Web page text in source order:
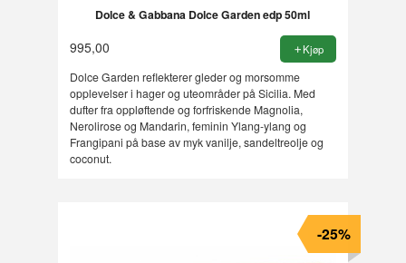
Dolce & Gabbana Dolce Garden edp 50ml
995,00 Kjøp
Dolce Garden reflekterer gleder og morsomme
opplevelser i hager og uteområder på Sicilia. Med
dufter fra oppløftende og forfriskende Magnolia,
Nerolirose og Mandarin, feminin Ylang-ylang og
Frangipani på base av myk vanilje, sandeltreolje og
coconut.
-25%